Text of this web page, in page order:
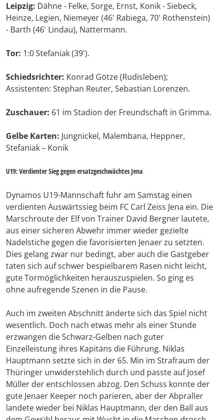
Leipzig: Dähne - Felke, Sorge, Ernst, Konik - Siebeck,
Heinze, Legien, Niemeyer (46' Rabiega, 70' Rothenstein)
- Barth (46' Lindau), Nattermann.
Tor: 1:0 Stefaniak (39').
Schiedsrichter: Konrad Götze (Rudisleben);
Assistenten: Stephan Reuter, Sebastian Lorenzen.
Zuschauer: 61 im Stadion der Freundschaft in Grimma.
Gelbe Karten: Jungnickel, Malembana, Heppner,
Stefaniak – Konik
U19: Verdienter Sieg gegen ersatzgeschwächtes Jena
Dynamos U19-Mannschaft fuhr am Samstag einen
verdienten Auswärtssieg beim FC Carl Zeiss Jena ein. Die
Marschroute der Elf von Trainer David Bergner lautete,
aus einer sicheren Abwehr immer wieder gezielte
Nadelstiche gegen die favorisierten Jenaer zu setzten.
Dies gelang zwar nur bedingt, aber auch die Gastgeber
taten sich auf schwer bespielbarem Rasen nicht leicht,
gute Tormöglichkeiten herauszuspielen. So ging es
ohne aufregende Szenen in die Pause.
Auch im zweiten Abschnitt änderte sich das Spiel nicht
wesentlich. Doch nach etwas mehr als einer Stunde
erzwangen die Schwarz-Gelben nach guter
Einzelleistung ihres Kapitäns die Führung. Niklas
Hauptmann setzte sich in der 65. Min im Strafraum der
Thüringer unwiderstehlich durch und passte auf Josef
Müller der entschlossen abzog. Den Schuss konnte der
gute Jenaer Keeper noch parieren, aber der Abpraller
landete wieder bei Niklas Hauptmann, der den Ball aus